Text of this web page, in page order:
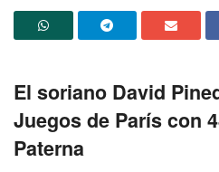
El soriano David
Juegos de París con
Paterna